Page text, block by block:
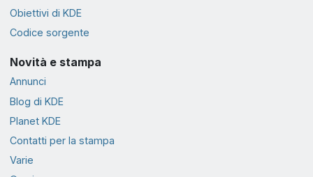
Obiettivi di KDE
Codice sorgente
Novità e stampa
Annunci
Blog di KDE
Planet KDE
Contatti per la stampa
Varie